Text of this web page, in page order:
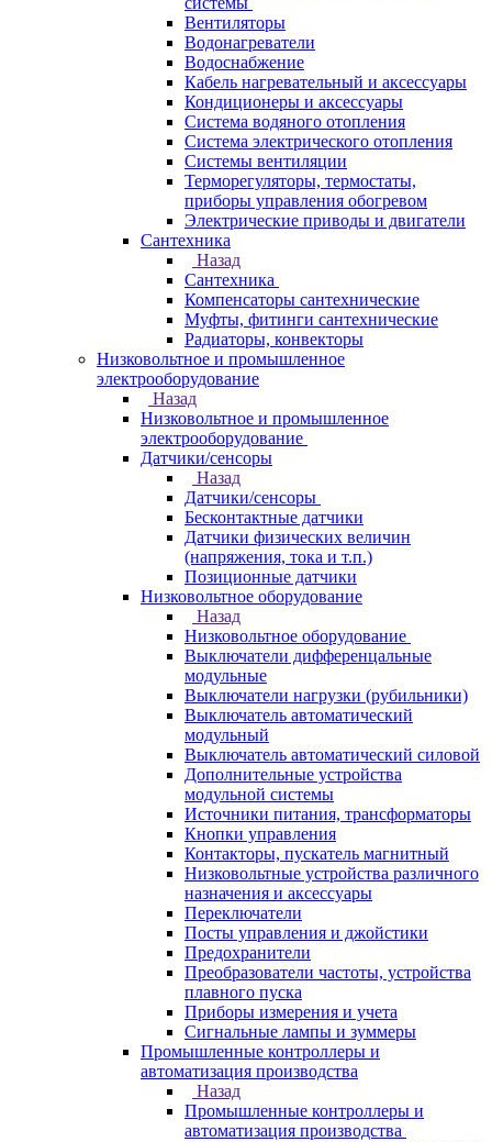
Вентиляторы
Водонагреватели
Водоснабжение
Кабель нагревательный и аксессуары
Кондиционеры и аксессуары
Система водяного отопления
Система электрического отопления
Системы вентиляции
Терморегуляторы, термостаты,
приборы управления обогревом
Электрические приводы и двигатели
Сантехника
Назад
Сантехника
Компенсаторы сантехнические
Муфты, фитинги сантехнические
Радиаторы, конвекторы
Низковольтное и промышленное
электрооборудование
Назад
Низковольтное и промышленное
электрооборудование
Датчики/сенсоры
Назад
Датчики/сенсоры
Бесконтактные датчики
Датчики физических величин
(напряжения, тока и т.п.)
Позиционные датчики
Низковольтное оборудование
Назад
Низковольтное оборудование
Выключатели дифференцальные
модульные
Выключатели нагрузки (рубильники)
Выключатель автоматический
модульный
Выключатель автоматический силовой
Дополнительные устройства
модульной системы
Источники питания, трансформаторы
Кнопки управления
Контакторы, пускатель магнитный
Низковольтные устройства различного
назначения и аксессуары
Переключатели
Посты управления и джойстики
Предохранители
Преобразователи частоты, устройства
плавного пуска
Приборы измерения и учета
Сигнальные лампы и зуммеры
Промышленные контроллеры и
автоматизация производства
Назад
Промышленные контроллеры и
автоматизация производства